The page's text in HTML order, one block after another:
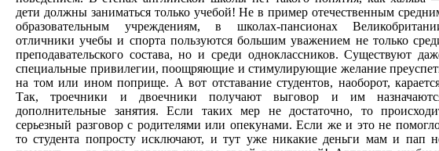
дети должны заниматься только учебой! Не в пример отечественным
образовательным учреждениям, в школах-пансионах
отличники учебы и спорта пользуются большим уважением не только
преподавательского состава, но и среди одноклассников. Существуют
специальные привилегии, поощряющие и стимулирующие желание
на том или ином поприще. А вот отставание студентов, наоборот,
Так, троечники и двоечники получают выговор и им
дополнительные занятия. Если таких мер не достаточно, то
серьезный разговор с родителями или опекунами. Если же и это не
то студента попросту исключают, и тут уже никакие деньги мам и пап